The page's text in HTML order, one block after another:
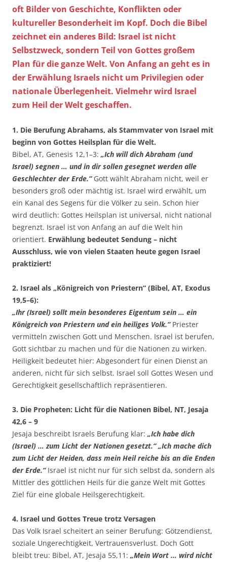
oft Bilder von Geschichte, Konflikten oder
kultureller Besonderheit im Kopf. Doch die Bibel
zeichnet ein anderes Bild: Israel ist nicht
Selbstzweck, sondern Teil von Gottes großem
Plan für die ganze Welt. Von Anfang an geht es in
der Erwählung Israels nicht um Privilegien oder
nationale Überlegenheit. Vielmehr wird Israel
zum Heil der Welt geschaffen.
1. Die Berufung Abrahams, als Stammvater von Israel mit
beginn von Gottes Heilsplan für die Welt.
Bibel, AT, Genesis 12,1–3: „Ich will dich Abraham (und
Israel) segnen … und in dir sollen gesegnet werden alle
Geschlechter der Erde.“ Gott wählt Abraham nicht, weil er
besonders groß oder mächtig ist. Israel wird erwählt, um
ein Kanal des Segens für die Völker zu sein. Schon hier
wird deutlich: Gottes Heilsplan ist universal, nicht national
begrenzt. Israel ist von Anfang an auf die Welt hin
orientiert. Erwählung bedeutet Sendung – nicht
Ausschluss, wie von vielen Staaten heute gegen Israel
praktiziert!
2. Israel als „Königreich von Priestern“ (Bibel, AT, Exodus
19,5–6):
„Ihr (Israel) sollt mein besonderes Eigentum sein … ein
Königreich von Priestern und ein heiliges Volk.“Priester
vermitteln zwischen Gott und Menschen. Israel ist berufen,
Gott sichtbar zu machen und für die Nationen zu wirken.
Heiligkeit bedeutet hier: Abgesondert für einen Dienst an
anderen, nicht für sich selbst. Israel soll Gottes Wesen und
Gerechtigkeit gesellschaftlich repräsentieren.
3. Die Propheten: Licht für die Nationen Bibel, NT, Jesaja
42,6 – 9
Jesaja beschreibt Israels Berufung klar: „Ich habe dich
(Israel) … zum Licht der Nationen gesetzt.“ „Ich mache dich
zum Licht der Heiden, dass mein Heil reiche bis an die Enden
der Erde.“Israel ist nicht nur für sich selbst da, sondern als
Mittler des göttlichen Heils für die ganze Welt mit Gottes
Ziel für eine globale Heilsgerechtigkeit.
4. Israel und Gottes Treue trotz Versagen
Das Volk Israel scheitert an seiner Berufung: Götzendienst,
soziale Ungerechtigkeit, Vertrauensverlust. Doch Gott
bleibt treu: Bibel, AT, Jesaja 55,11: „Mein Wort … wird nicht